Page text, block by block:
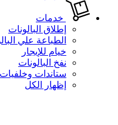
خدمات
إطلاق البالونات
الطباعة علي
خيام للإيجار
نفخ البالونات
ستاندات وخلفيات
إظهار الكل